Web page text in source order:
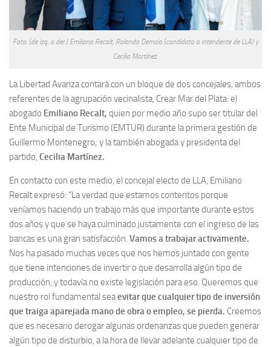
Foto: (de izq. a der.) Emiliano Recalt, Rolando Demaio (candidato a intendente de LLA) y
Cecilia Martínez.
La Libertad Avanza contará con un bloque de dos concejales, ambos
referentes de la agrupación vecinalista, Crear Mar del Plata: el
abogado Emiliano Recalt, quien por medio año supo ser titular del
Ente Municipal de Turismo (EMTUR) durante la primera gestión de
Guillermo Montenegro; y la también abogada y presidenta del
partido, Cecilia Martínez.
En contacto con este medio, el concejal electo de LLA, Emiliano
Recalt expresó: “La verdad que estamos contentos porque
veníamos haciendo un trabajo más que importante durante estos
dos años y que se haya culminado justamente con el ingreso de las
bancas es una gran satisfacción. Vamos a trabajar activamente.
Nos ha pasado muchas veces que nos hemos juntado con gente
que tiene intenciones de invertir o que desarrolla algún tipo de
producción, y todavía no existe legislación para eso. Queremos que
nuestro rol fundamental seaevitar que cualquier tipo de inversión
que traiga aparejada mano de obra o empleo, se pierda. Creemos
que es necesario derogar algunas ordenanzas que pueden generar
algún tipo de disturbio, a la hora de llevar adelante cualquier tipo de